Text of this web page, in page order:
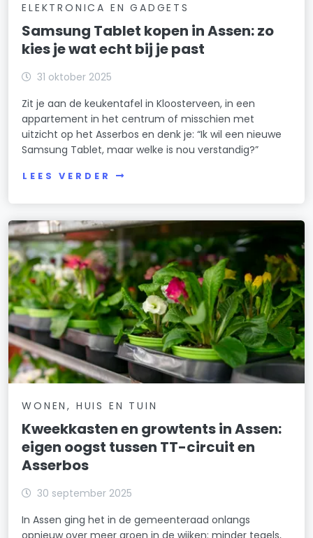
ELEKTRONICA EN GADGETS
Samsung Tablet kopen in Assen: zo
kies je wat echt bij je past
31 oktober 2025
Zit je aan de keukentafel in Kloosterveen, in een
appartement in het centrum of misschien met
uitzicht op het Asserbos en denk je: “Ik wil een nieuwe
Samsung Tablet, maar welke is nou verstandig?”
LEES VERDER
WONEN, HUIS EN TUIN
Kweekkasten en growtents in Assen:
eigen oogst tussen TT-circuit en
Asserbos
30 september 2025
In Assen ging het in de gemeenteraad onlangs
opnieuw over meer groen in de wijken: minder tegels,